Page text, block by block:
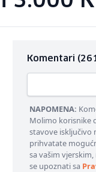
Komentari
NAPOMENA:
Molimo korisnike
stavove isključivo
prihvatate
sa vašim
se upoznati sa